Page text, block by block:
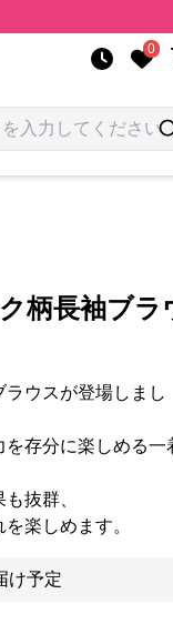
0
柄長袖ブラ
ラウスが登場しまし
存分に楽しめる一
抜群、
楽しめます。
け予定